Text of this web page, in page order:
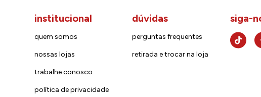
institucional
quem somos
nossas lojas
trabalhe conosco
política de privacidade
dúvidas
perguntas frequentes
retirada e trocar na loja
siga-